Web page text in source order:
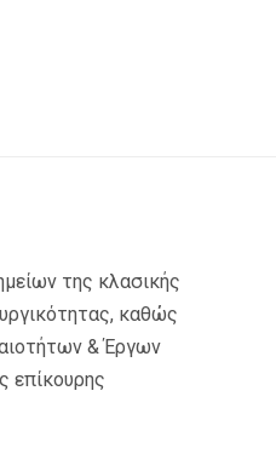
της κλασικής
καθώς
& Έργων
επίκουρης